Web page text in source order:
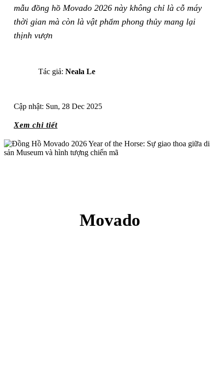
CHIẾN MÃ
mẫu đồng hồ Movado 2026 này không chỉ là cỗ máy
thời gian mà còn là vật phẩm phong thủy mang lại
thịnh vượn
Tác giả: Neala Le
Cập nhật: Sun, 28 Dec 2025
Xem chi tiết
Movado